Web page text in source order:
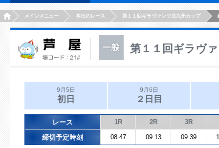
HOMEメインメニュー 本日のレース 第１１回ギラヴァンツ北九州カップ
第１１回ギラヴ
9月5日
初日
9月6日
２日目
レース 1R 2R 3R
締切予定時刻 08:47 09:13 09:39